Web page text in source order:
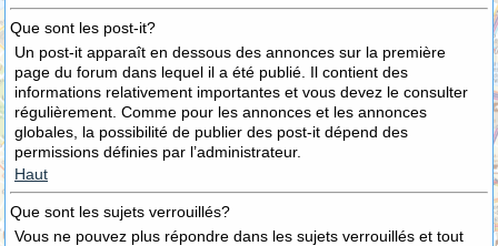
Que sont les post-it?
Un post-it apparaît en dessous des annonces sur la première
page du forum dans lequel il a été publié. Il contient des
informations relativement importantes et vous devez le consulter
régulièrement. Comme pour les annonces et les annonces
globales, la possibilité de publier des post-it dépend des
permissions définies par l’administrateur.
Haut
Que sont les sujets verrouillés?
Vous ne pouvez plus répondre dans les sujets verrouillés et tout